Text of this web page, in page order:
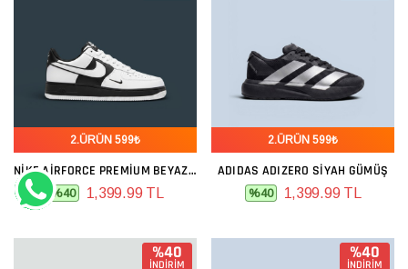
2.ÜRÜN 599₺
NIKE AIRFORCE PREMIUM BEYAZ SIYAH
%40 1,399.99 TL
2.ÜRÜN 599₺
ADIDAS ADIZERO SIYAH GÜMÜŞ
%40 1,399.99 TL
%40
İNDİRİM
%40
İNDİRİM